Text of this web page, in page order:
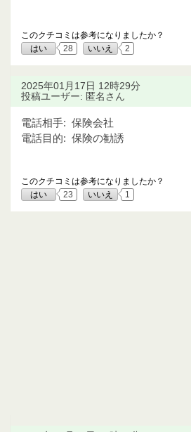
このクチコミは参考になりましたか？
はい
28 いいえ 2
2025年01月17日 12時29分
投稿ユーザー: 匿名さん
電話相手: 保険会社
電話目的: 保険の勧誘
このクチコミは参考になりましたか？
はい
23 いいえ 1